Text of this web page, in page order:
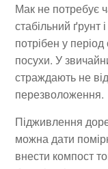
Мак не потребує
стабільний
потрібен у
посухи. У
страждають не
перезволоження.
Підживлення
можна дати
внести компост